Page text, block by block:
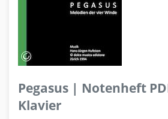
Pegasus | Notenheft
Klavier